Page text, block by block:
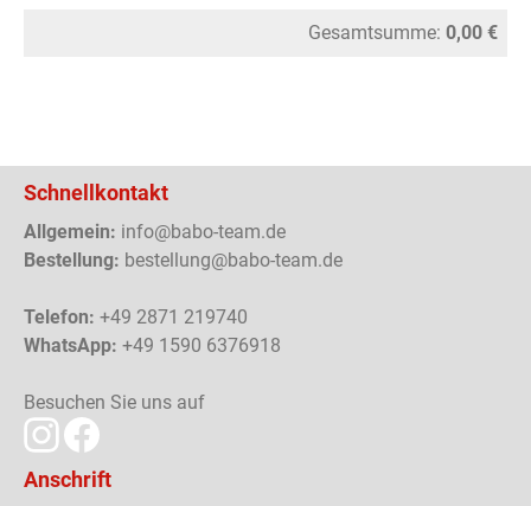
Gesamtsumme: 0,00 €
Schnellkontakt
Allgemein: info@babo-team.de
Bestellung: bestellung@babo-team.de
Telefon: +49 2871 219740
WhatsApp: +49 1590 6376918
Besuchen Sie uns auf
Anschrift